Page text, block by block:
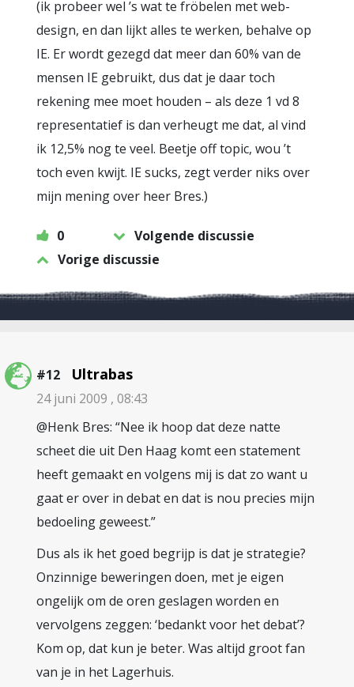
(ik probeer wel ’s wat te fröbelen met web-
design, en dan lijkt alles te werken, behalve op
IE. Er wordt gezegd dat meer dan 60% van de
mensen IE gebruikt, dus dat je daar toch
rekening mee moet houden – als deze 1 vd 8
representatief is dan verheugt me dat, al vind
ik 12,5% nog te veel. Beetje off topic, wou ’t
toch even kwijt. IE sucks, zegt verder niks over
mijn mening over heer Bres.)
0
Volgende discussie
Vorige discussie
#12 Ultrabas
24 juni 2009 , 08:43
@Henk Bres: “Nee ik hoop dat deze natte
scheet die uit Den Haag komt een statement
heeft gemaakt en volgens mij is dat zo want u
gaat er over in debat en dat is nou precies mijn
bedoeling geweest.”
Dus als ik het goed begrijp is dat je strategie?
Onzinnige beweringen doen, met je eigen
ongelijk om de oren geslagen worden en
vervolgens zeggen: ‘bedankt voor het debat’?
Kom op, dat kun je beter. Was altijd groot fan
van je in het Lagerhuis.